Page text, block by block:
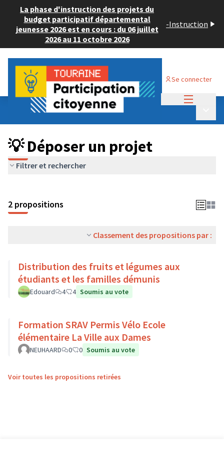
La phase d'instruction des projets du
budget participatif départemental
jeunesse 2026 est en cours : du 06 juillet
2026 au 11 octobre 2026
-Instruction
Se connecter
Budget Participatif ADULTE 2024
💡 Déposer un projet
💡 Déposer un projet
Filtrer et rechercher
2 propositions
Classement des propositions par :
Distribution des fruits et légumes aux
étudiants et les familles démunis
Edouard 4 4 Soumis au vote
Formation SRAV Permis Vélo Ecole
élémentaire La Ville aux Dames
NEUHAARD 0 0 Soumis au vote
Voir toutes les propositions retirées